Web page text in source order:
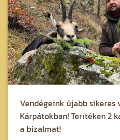
Vendégeink újabb sikeres
Kárpátokban! Terítéken 2
a bizalmat!